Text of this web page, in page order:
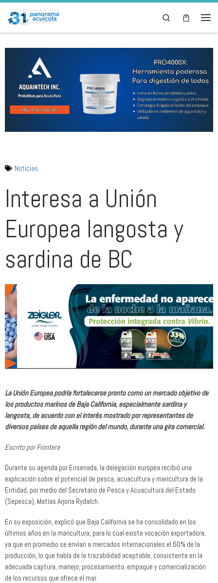
Skip to content Search
Noticias
Interesa a Unión
Europea langosta y
sardina de BC
La Unión Europea podría fortalecerse pronto como un mercado objetivo de
los productos marinos de Baja California, especialmente sardina y
langosta, de acuerdo con el interés mostrado por representantes de
diversos países de aquella región del mundo, durante una gira comercial.
Escrito por Frontera
Durante su agenda por Ensenada, la delegación europea recibió una
explicación sobre el potencial de pesca, acuacultura y maricultura de la
Entidad, por medio del Secretario de Pesca y Acuacultura del Estado
(Sepesca), Matías Arjona Rydalch.
En su exposición, explicó que Baja California se ha consolidado en los
últimos años en la maricultura, para lo cual existe vocación exportadora,
ya que en promedio se envían a mercados internacionales el 60% de la
producción, lo que habla de la trazabilidad aceptable, consistente en la
adecuada captura, manejo, procesamiento, empaque y comercialización
de los recursos que ofrece el mar.